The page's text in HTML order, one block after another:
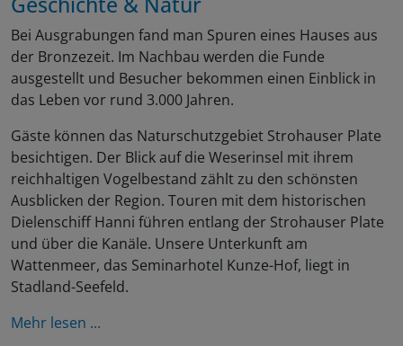
Bei Ausgrabungen fand man Spuren eines Hauses aus
der Bronzezeit. Im Nachbau werden die Funde
ausgestellt und Besucher bekommen einen Einblick in
das Leben vor rund 3.000 Jahren.
Gäste können das Naturschutzgebiet Strohauser Plate
besichtigen. Der Blick auf die Weserinsel mit ihrem
reichhaltigen Vogelbestand zählt zu den schönsten
Ausblicken der Region. Touren mit dem historischen
Dielenschiff Hanni führen entlang der Strohauser Plate
und über die Kanäle. Unsere Unterkunft am
Wattenmeer, das Seminarhotel Kunze-Hof, liegt in
Stadland-Seefeld.
Mehr lesen ...